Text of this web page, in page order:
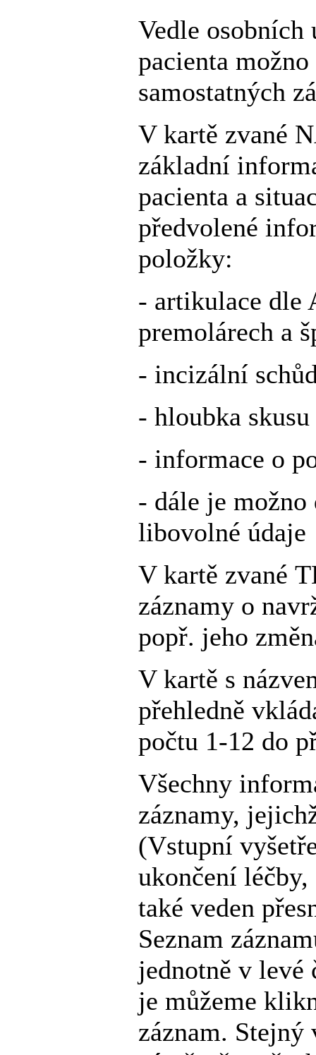
Vedle osobních
pacienta
samostatných
V kartě zvané
základní
pacienta a
předvolené
položky:
- artikulace dle
premolárech a
- incizální
- hloubka
- informace o
- dále je možno
libovolné údaje
V kartě zvané
záznamy o
popř. jeho
V kartě s
přehledně
počtu 1-12 do
Všechny
záznamy,
(Vstupní
ukončení
také veden
Seznam
jednotně v levé
je můžeme
záznam.